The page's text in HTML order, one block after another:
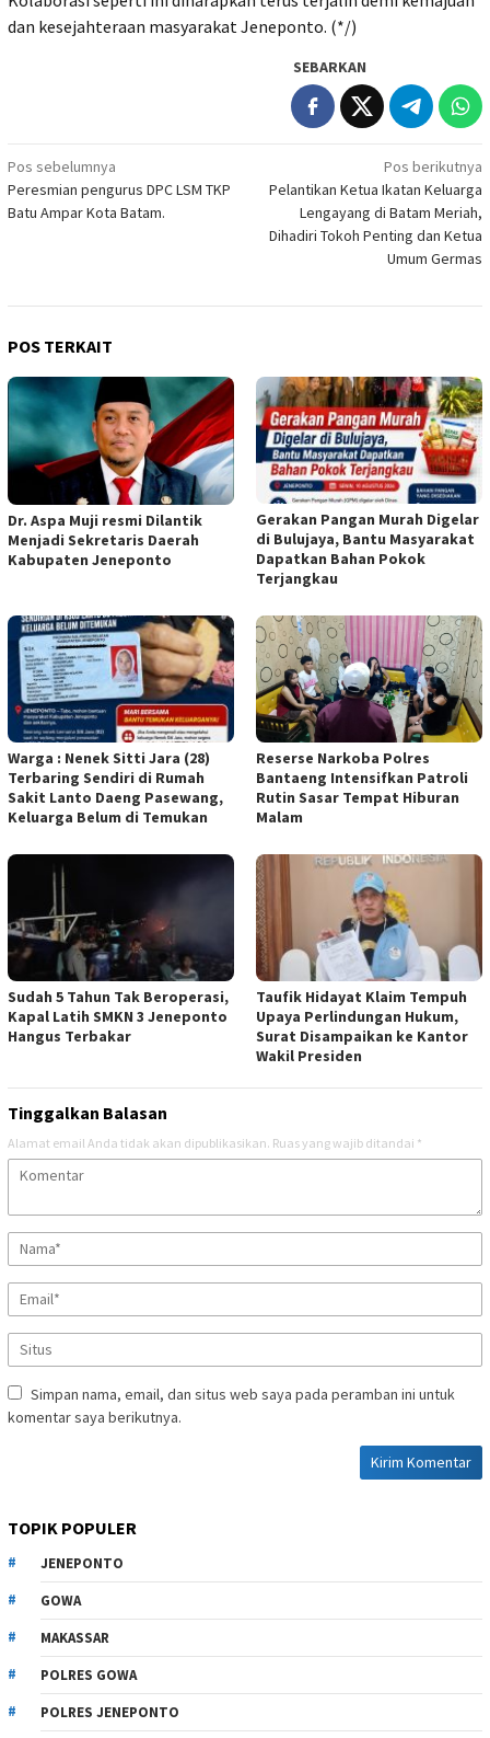
dan kesejahteraan masyarakat Jeneponto. (*/)
SEBARKAN
Navigasi
pos
Pos sebelumnya
Peresmian pengurus DPC LSM TKP
Batu Ampar Kota Batam.
Pos berikutnya
Pelantikan Ketua Ikatan Keluarga
Lengayang di Batam Meriah,
Dihadiri Tokoh Penting dan Ketua
Umum Germas
POS TERKAIT
Dr. Aspa Muji resmi Dilantik
Menjadi Sekretaris Daerah
Kabupaten Jeneponto
Gerakan Pangan Murah Digelar
di Bulujaya, Bantu Masyarakat
Dapatkan Bahan Pokok
Terjangkau
Warga : Nenek Sitti Jara (28)
Terbaring Sendiri di Rumah
Sakit Lanto Daeng Pasewang,
Keluarga Belum di Temukan
Reserse Narkoba Polres
Bantaeng Intensifkan Patroli
Rutin Sasar Tempat Hiburan
Malam
Sudah 5 Tahun Tak Beroperasi,
Kapal Latih SMKN 3 Jeneponto
Hangus Terbakar
Taufik Hidayat Klaim Tempuh
Upaya Perlindungan Hukum,
Surat Disampaikan ke Kantor
Wakil Presiden
Tinggalkan Balasan
Alamat email Anda tidak akan dipublikasikan. Ruas yang wajib ditandai *
Simpan nama, email, dan situs web saya pada peramban ini untuk
komentar saya berikutnya.
TOPIK POPULER
JENEPONTO
GOWA
MAKASSAR
POLRES GOWA
POLRES JENEPONTO